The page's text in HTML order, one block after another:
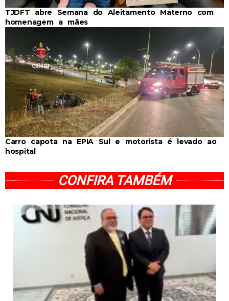
TJDFT abre Semana do Aleitamento Materno com
homenagem a mães
Carro capota na EPIA Sul e motorista é levado ao
hospital
CONFIRA TAMBÉM